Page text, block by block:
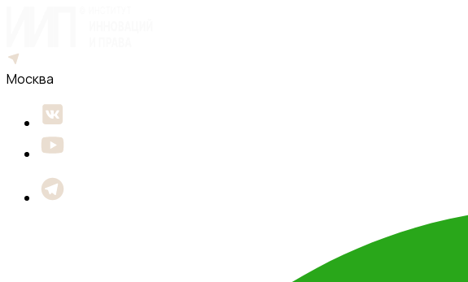
Москва